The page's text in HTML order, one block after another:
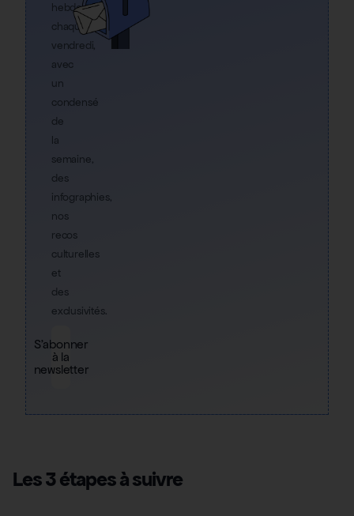
hebdo
chaque
vendredi,
avec
un
condensé
de
la
semaine,
des
infographies,
nos
recos
culturelles
et
des
exclusivités.
S'abonner
à la
newsletter
Les 3 étapes à suivre